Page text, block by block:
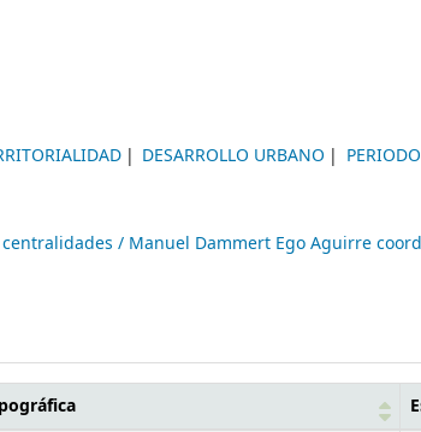
DESARROLLO URBANO
/ Manuel Dammert Ego Aguirre